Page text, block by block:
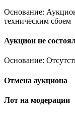
Основание:
техническим сбоем
Аукцион не
Основание:
Отмена аукциона
Лот на модерации